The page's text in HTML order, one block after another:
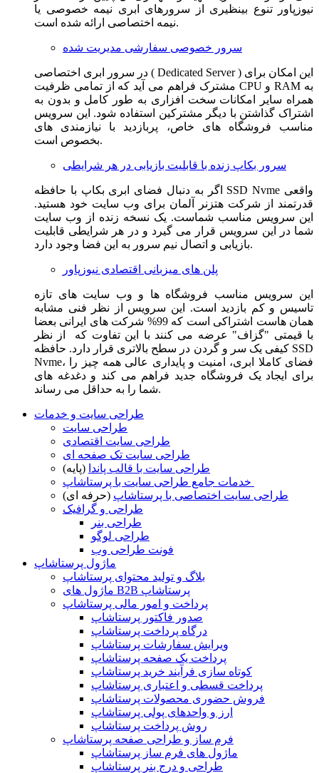
نیوزپاور تنوع بینظیری از سرورهای ابری نیمه خصوصی یا
نیمه اختصاصی ارائه شده است.
سرور خصوصی سفارشی مدیریت شده
در سرور ابری اختصاصی ( Dedicated Server ) این امکان برای
مشترک فراهم می آید که از تمامی ظرفیت CPU و RAM به
همراه سایر امکانات سخت افزاری به طور کامل و بدون به
اشتراک گذاشتن با دیگر مشترکین استفاده شود. این سرویس
مناسب فروشگاه های خاص، پربازدید با نیازمندی های
بخصوص است.
سرور بکاپ زنده با قابلیت بازیابی در هر شرایطی
اگر به دنبال فضای ابری بکاپ با حافظه SSD Nvme واقعی
قدرتمند از شرکت هتزنر آلمان برای وب سایت خود هستید.
این سرویس مناسب شماست. یک نسخه زنده از وب سایت
شما در این سرویس قرار می گیرد و در هر شرایطی قابلیت
بازیابی و اتصال نیم سرور به این فضا وجود دارد.
پلن های میزبانی اقتصادی نیوزپاور
این سرویس مناسب فروشگاه ها و وب سایت های تازه
تاسیس و کم بازدید است. این سرویس از نظر فنی مشابه
همان هاست اشتراکی است که 99% شرکت های ایرانی بعضا
با قیمتی "گزاف" عرضه می کنند با این تفاوت که از نظر
کیفی یک سر و گردن در سطح بالاتری قرار دارد. حافظه SSD
Nvme، فضای کاملا ابری، امنیت و پایداری عالی همه چیز را
برای ایجاد یک فروشگاه جدید فراهم می کند و دغدغه های
شما را به حداقل می رساند.
طراحی سایت و خدمات
طراحی سایت
طراحی سایت اقتصادی
طراحی سایت تک صفحه ای
طراحی سایت با قالب پاندا (پایه)
طراحی سایت اختصاصی با پرستاشاپ (حرفه ای)
طراحی و گرافیک
طراحی بنر
طراحی لوگو
فونت طراحی وب
ماژول پرستاشاپ
بلاگ و تولید محتوای پرستاشاپ
ماژول های B2B پرستاشاپ
پرداخت و امور مالی پرستاشاپ
صدور فاکتور پرستاشاپ
درگاه پرداخت پرستاشاپ
ویرایش سفارشات پرستاشاپ
پرداخت یک صفحه پرستاشاپ
کوتاه سازی فرآیند خرید پرستاشاپ
پرداخت قسطی و اعتباری پرستاشاپ
فروش حضوری محصولات پرستاشاپ
ارز و واحدهای پولی پرستاشاپ
روش پرداخت پرستاشاپ
فرم ساز و طراحی صفحه پرستاشاپ
ماژول های فرم ساز پرستاشاپ
طراحی و درج بنر پرستاشاپ